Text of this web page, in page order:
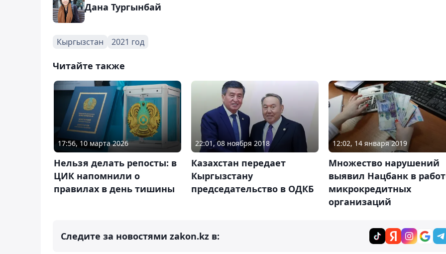
Дана Тургынбай
Кыргызстан 2021 год
Читайте также
17:56, 10 марта 2026
Нельзя делать репосты: в
ЦИК напомнили о
правилах в день тишины
22:01, 08 ноября 2018
Казахстан передает
Кыргызстану
председательство в ОДКБ
12:02, 14 января 2019
Множество нарушений
выявил Нацбанк в
микрокредитных
организаций
Следите за новостями zakon.kz в: